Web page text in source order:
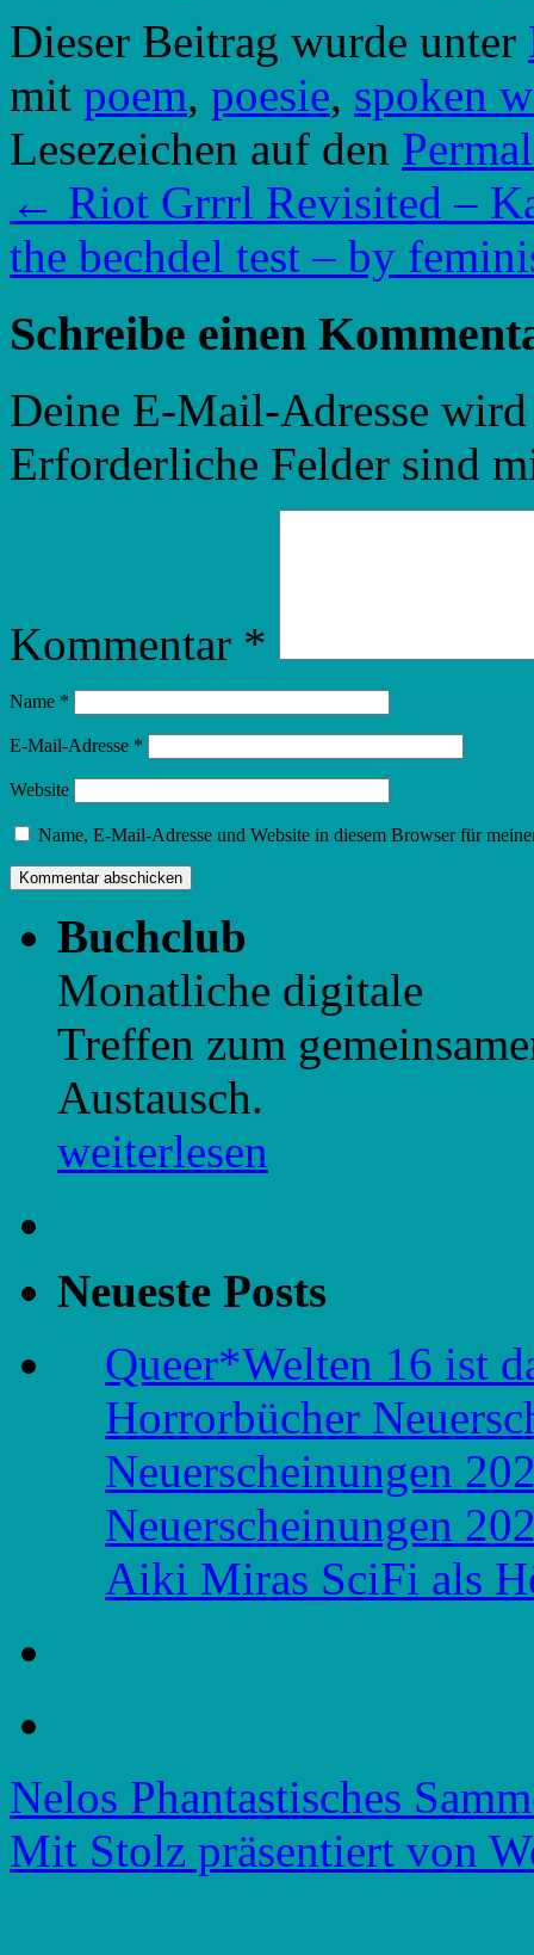
Dieser Beitrag wurde unter
mit poem, poesie, spoken
Lesezeichen auf den
← Riot Grrrl Revisited –
the bechdel test – by
Schreibe einen
Deine E-Mail-Adresse
Erforderliche Felder sind
Kommentar *
Name *
E-Mail-Adresse *
Website
Name, E-Mail-Adresse und Website in diesem Browser für
Buchclub
Monatliche digitale
Treffen zum
Austausch.
weiterlesen
Neueste Posts
Queer*Welten 16 ist
Horrorbücher
Neuerscheinungen
Neuerscheinungen
Aiki Miras SciFi als
Nelos Phantastisches
Mit Stolz präsentiert von